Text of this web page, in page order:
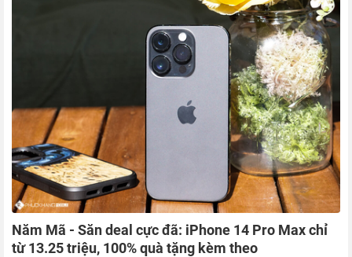
Năm Mã - Săn deal cực đã: iPhone 14 Pro Max chỉ
từ 13.25 triệu, 100% quà tặng kèm theo